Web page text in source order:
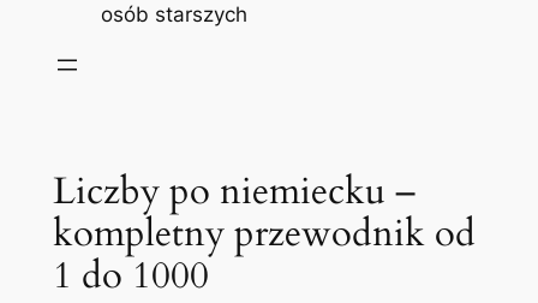
osób starszych
Liczby po niemiecku –
kompletny przewodnik od
1 do 1000